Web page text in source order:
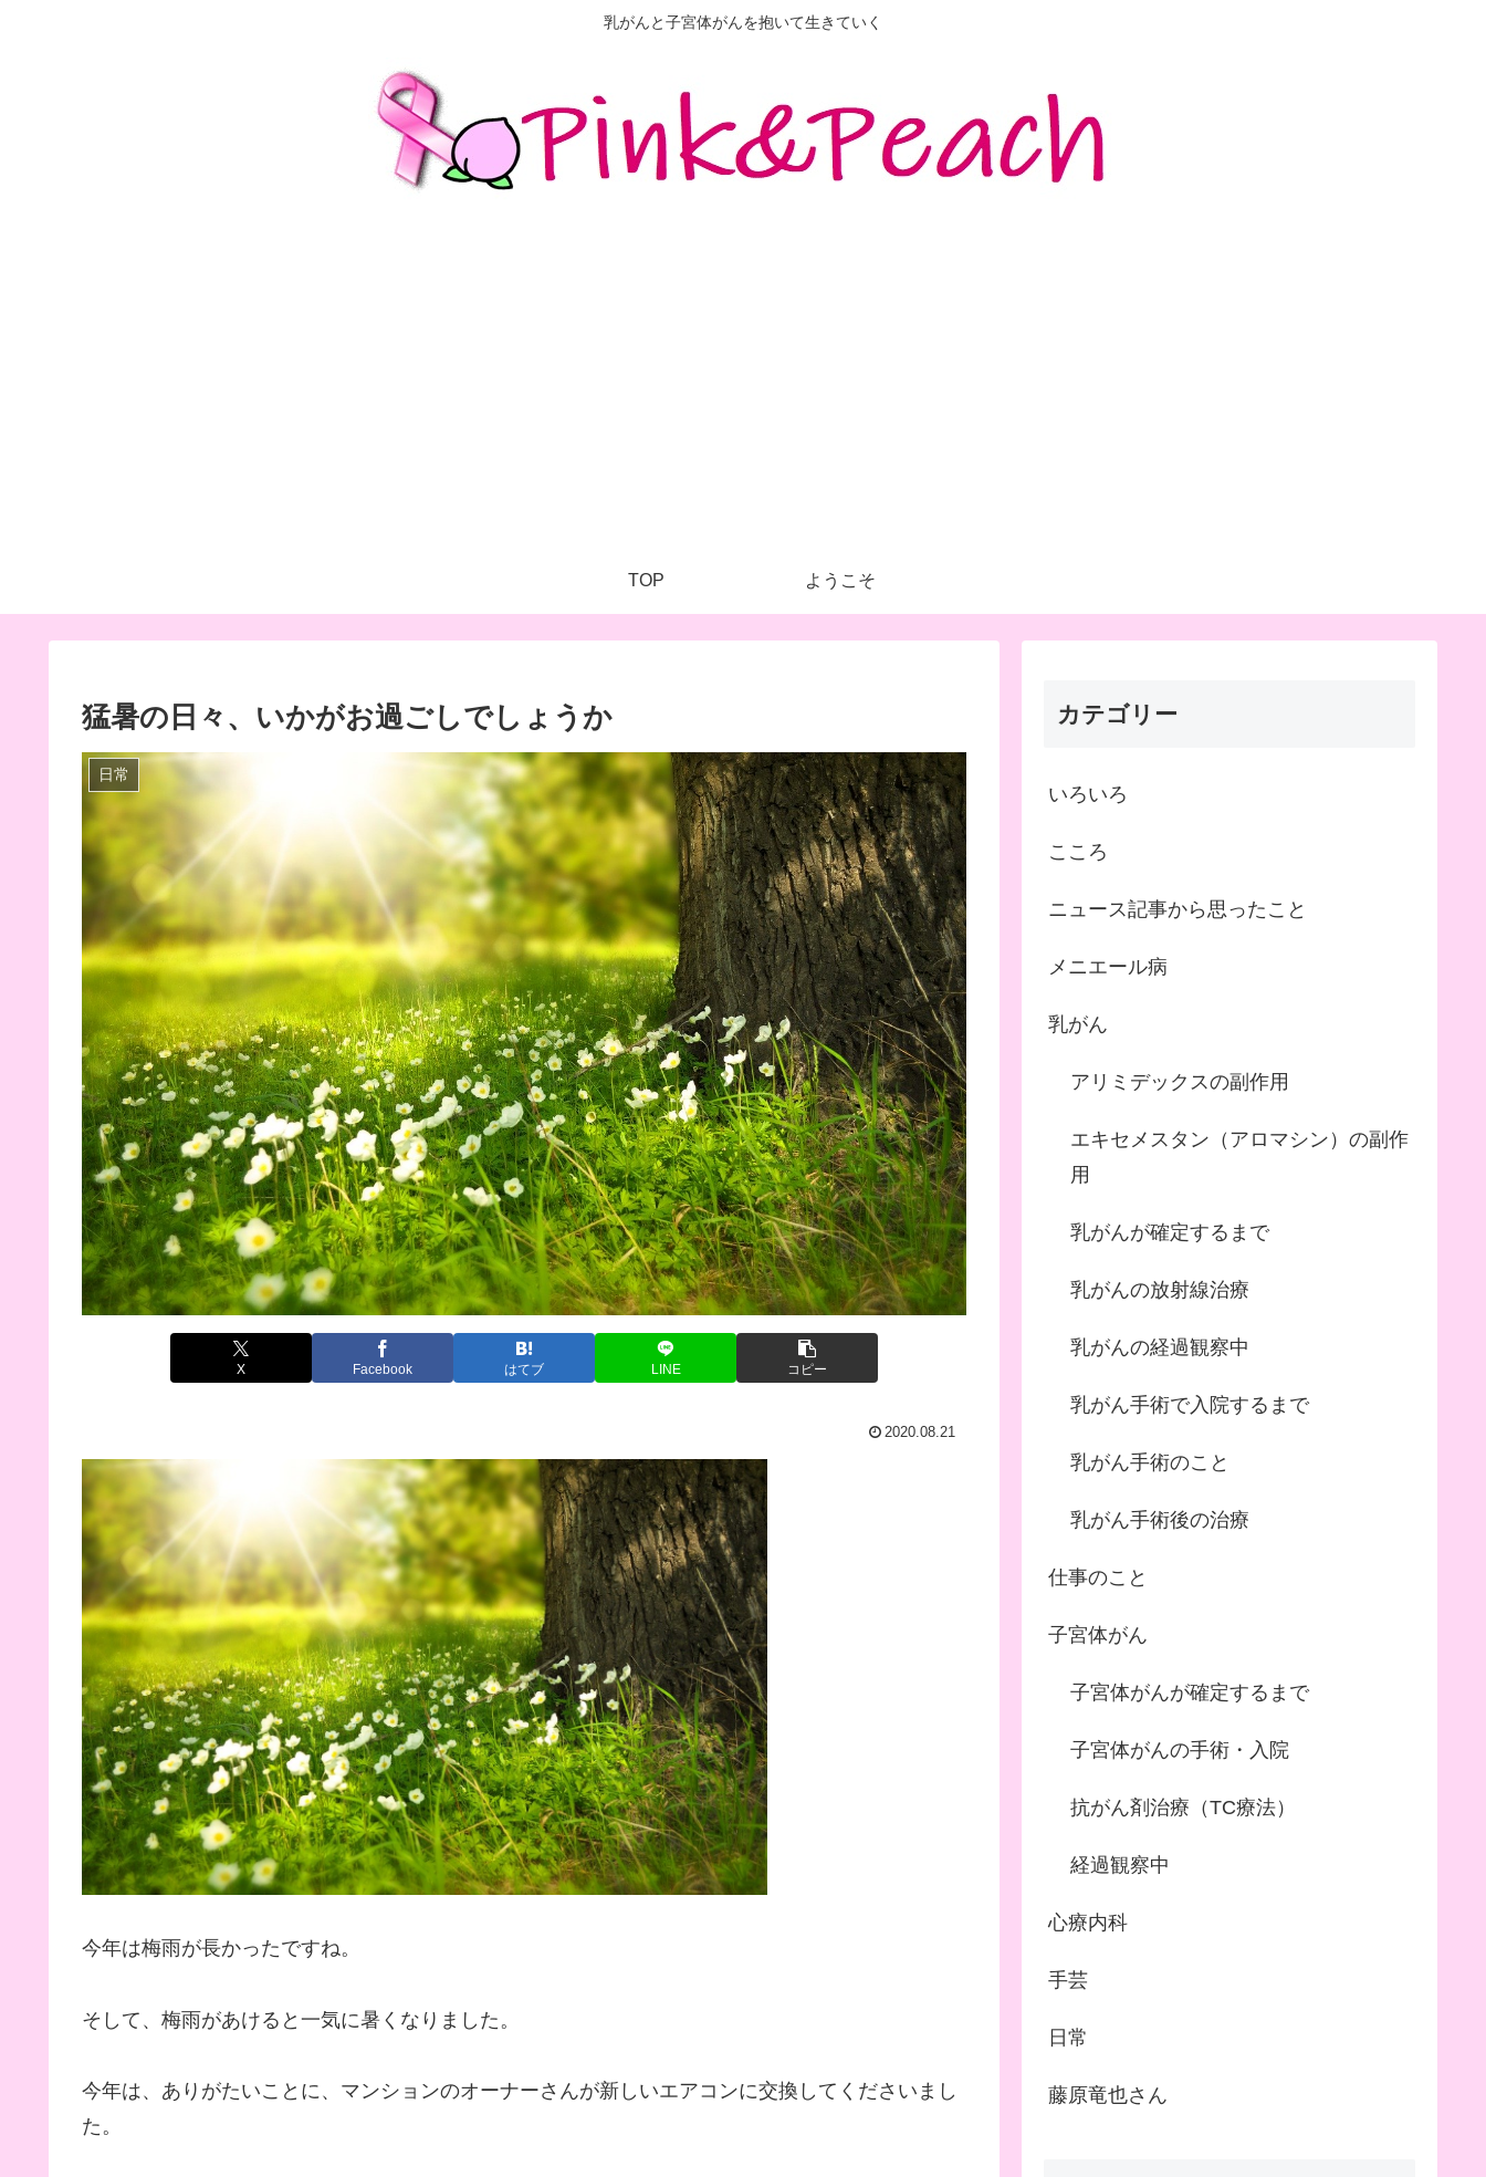
乳がんと子宮体がんを抱いて生きていく
TOP ようこそ
猛暑の日々、いかがお過ごしでしょうか
日常
X Facebook はてブ LINE コピー
2020.08.21
今年は梅雨が長かったですね。
そして、梅雨があけると一気に暑くなりました。
今年は、ありがたいことに、マンションのオーナーさんが新しいエアコンに交換してくださいまし
た。
カテゴリー
いろいろ
こころ
ニュース記事から思ったこと
メニエール病
乳がん
アリミデックスの副作用
エキセメスタン（アロマシン）の副作
用
乳がんが確定するまで
乳がんの放射線治療
乳がんの経過観察中
乳がん手術で入院するまで
乳がん手術のこと
乳がん手術後の治療
仕事のこと
子宮体がん
子宮体がんが確定するまで
子宮体がんの手術・入院
抗がん剤治療（TC療法）
経過観察中
心療内科
手芸
日常
藤原竜也さん